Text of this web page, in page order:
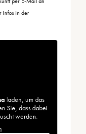
Infos in der
laden, um das
Sie, dass dabei
werden.